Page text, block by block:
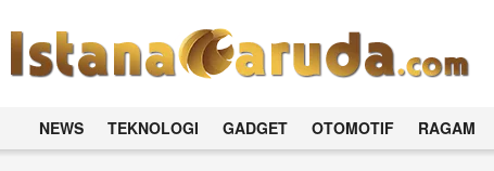
NEWS TEKNOLOGI GADGET OTOMOTIF RAGAM